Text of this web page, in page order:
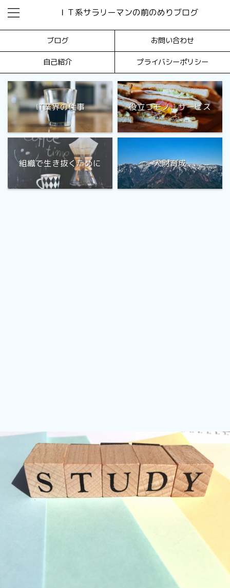
ＩＴ系サラリーマンの前のめりブログ
ブログ お問い合わせ
自己紹介 プライバシーポリシー
IT業界の仕事 役立つモノ、サービス
組織で生き抜くために 人財育成